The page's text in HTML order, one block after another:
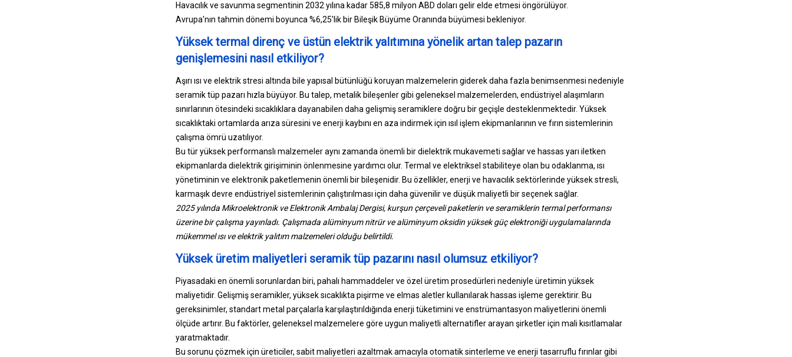
Havacılık ve savunma segmentinin 2032 yılına kadar 585,8 milyon ABD doları gelir elde etmesi öngörülüyor.
Avrupa'nın tahmin dönemi boyunca %6,25'lik bir Bileşik Büyüme Oranında büyümesi bekleniyor.
Yüksek termal direnç ve üstün elektrik yalıtımına yönelik artan talep pazarın
genişlemesini nasıl etkiliyor?
Aşırı ısı ve elektrik stresi altında bile yapısal bütünlüğü koruyan malzemelerin giderek daha fazla benimsenmesi nedeniyle
seramik tüp pazarı hızla büyüyor. Bu talep, metalik bileşenler gibi geleneksel malzemelerden, endüstriyel alaşımların
sınırlarının ötesindeki sıcaklıklara dayanabilen daha gelişmiş seramiklere doğru bir geçişle desteklenmektedir. Yüksek
sıcaklıktaki ortamlarda arıza süresini ve enerji kaybını en aza indirmek için ısıl işlem ekipmanlarının ve fırın sistemlerinin
çalışma ömrü uzatılıyor.
Bu tür yüksek performanslı malzemeler aynı zamanda önemli bir dielektrik mukavemeti sağlar ve hassas yarı iletken
ekipmanlarda dielektrik girişiminin önlenmesine yardımcı olur. Termal ve elektriksel stabiliteye olan bu odaklanma, ısı
yönetiminin ve elektronik paketlemenin önemli bir bileşenidir. Bu özellikler, enerji ve havacılık sektörlerinde yüksek stresli,
karmaşık devre endüstriyel sistemlerinin çalıştırılması için daha güvenilir ve düşük maliyetli bir seçenek sağlar.
2025 yılında Mikroelektronik ve Elektronik Ambalaj Dergisi, kurşun çerçeveli paketlerin ve seramiklerin termal performansı
üzerine bir çalışma yayınladı. Çalışmada alüminyum nitrür ve alüminyum oksidin yüksek güç elektroniği uygulamalarında
mükemmel ısı ve elektrik yalıtım malzemeleri olduğu belirtildi.
Yüksek üretim maliyetleri seramik tüp pazarını nasıl olumsuz etkiliyor?
Piyasadaki en önemli sorunlardan biri, pahalı hammaddeler ve özel üretim prosedürleri nedeniyle üretimin yüksek
maliyetidir. Gelişmiş seramikler, yüksek sıcaklıkta pişirme ve elmas aletler kullanılarak hassas işleme gerektirir. Bu
gereksinimler, standart metal parçalarla karşılaştırıldığında enerji tüketimini ve enstrümantasyon maliyetlerini önemli
ölçüde artırır. Bu faktörler, geleneksel malzemelere göre uygun maliyetli alternatifler arayan şirketler için mali kısıtlamalar
yaratmaktadır.
Bu sorunu çözmek için üreticiler, sabit maliyetleri azaltmak amacıyla otomatik sinterleme ve enerji tasarruflu fırınlar gibi